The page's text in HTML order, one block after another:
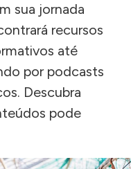
sua jornada
recursos
até
por podcasts
Descubra
pode